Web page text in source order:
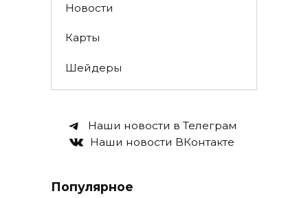
Новости
Карты
Шейдеры
Наши новости в Телеграм
Наши новости ВКонтакте
Популярное